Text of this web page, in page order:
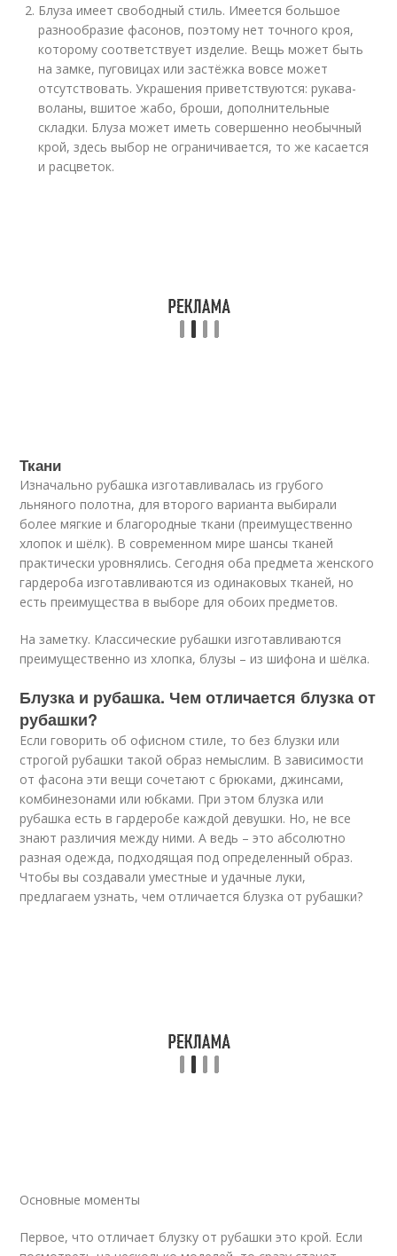
Блуза имеет свободный стиль. Имеется большое
разнообразие фасонов, поэтому нет точного кроя,
которому соответствует изделие. Вещь может быть
на замке, пуговицах или застёжка вовсе может
отсутствовать. Украшения приветствуются: рукава-
воланы, вшитое жабо, броши, дополнительные
складки. Блуза может иметь совершенно необычный
крой, здесь выбор не ограничивается, то же касается
и расцветок.
Ткани
Изначально рубашка изготавливалась из грубого
льняного полотна, для второго варианта выбирали
более мягкие и благородные ткани (преимущественно
хлопок и шёлк). В современном мире шансы тканей
практически уровнялись. Сегодня оба предмета женского
гардероба изготавливаются из одинаковых тканей, но
есть преимущества в выборе для обоих предметов.
На заметку. Классические рубашки изготавливаются
преимущественно из хлопка, блузы – из шифона и шёлка.
Блузка и рубашка. Чем отличается блузка от
рубашки?
Если говорить об офисном стиле, то без блузки или
строгой рубашки такой образ немыслим. В зависимости
от фасона эти вещи сочетают с брюками, джинсами,
комбинезонами или юбками. При этом блузка или
рубашка есть в гардеробе каждой девушки. Но, не все
знают различия между ними. А ведь – это абсолютно
разная одежда, подходящая под определенный образ.
Чтобы вы создавали уместные и удачные луки,
предлагаем узнать, чем отличается блузка от рубашки?
Основные моменты
Первое, что отличает блузку от рубашки это крой. Если